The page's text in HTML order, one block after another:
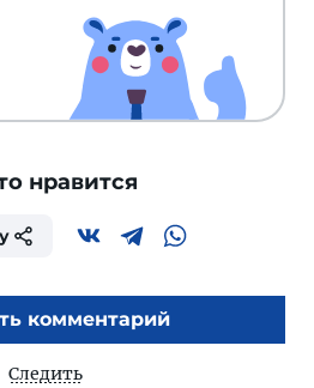
нравится
комментарий
Следить